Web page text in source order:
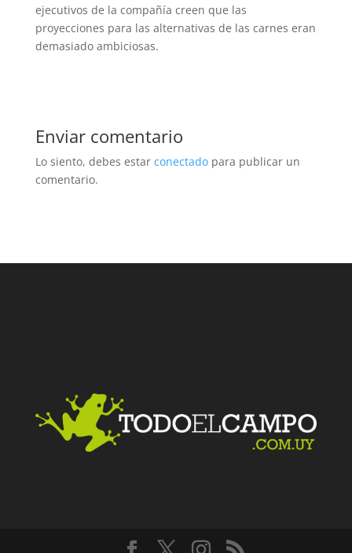
ejecutivos de la compañía creen que las
proyecciones para las alternativas de las carnes eran
demasiado ambiciosas.
Enviar comentario
Lo siento, debes estar conectadopara publicar un
comentario.
Facebook